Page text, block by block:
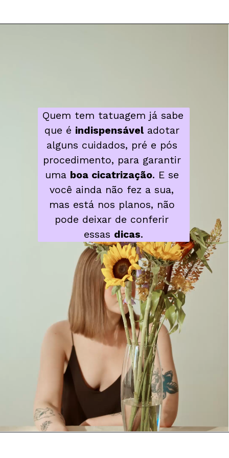
Quem tem tatuagem já sabe
que é indispensável adotar
alguns cuidados, pré e pós
procedimento, para garantir
uma boa cicatrização. E se
você ainda não fez a sua,
mas está nos planos, não
pode deixar de conferir
essas dicas.